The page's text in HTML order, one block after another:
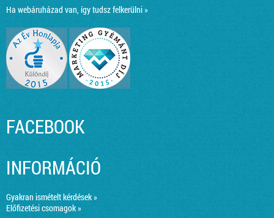
Ha webáruházad van, így tudsz felkerülni »
FACEBOOK
INFORMÁCIÓ
Gyakran ismételt kérdések »
Előfizetési csomagok »